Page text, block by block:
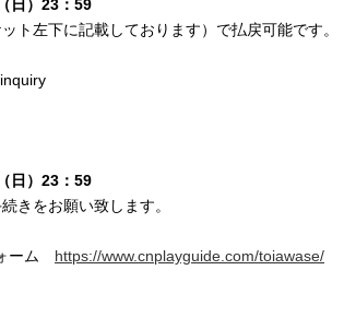
日）23：59
ト左下に記載しております）で払戻可能です。
日）23：59
きをお願い致します。
ーム https://www.cnplayguide.com/toiawase/